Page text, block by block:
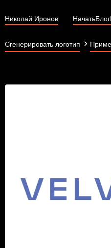
Николай Иронов НачатьБлог
Сгенерировать логотип